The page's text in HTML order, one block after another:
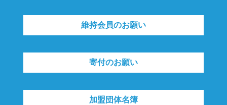
維持会員のお願い
寄付のお願い
加盟団体名簿